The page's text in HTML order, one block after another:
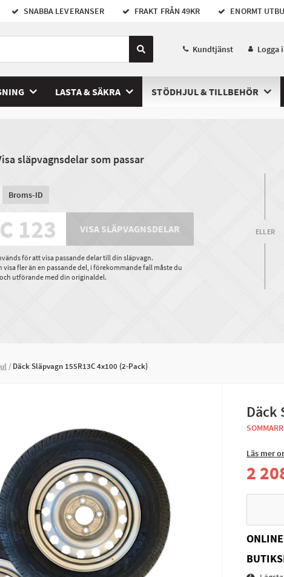
SNABBA LEVERANSER FRAKT FRÅN 49KR ENORMT
Kundtjänst Logga
LASTA & SÄKRA STÖDHJUL & TILLBEHÖR
släpvagnsdelar som passar
Broms-ID
VISA SLÄPVAGNSDELAR
för att visa passande delar till din släpvagn.
visa fler än en passande del, i förekommande fall måste du
utförande med din originaldel.
ELLER
Däck Släpvagn 155R13C 4x100 (2-Pack)
Däck
Läs mer
2